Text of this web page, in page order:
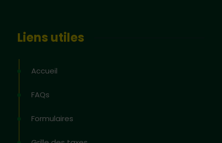
Liens utiles
Accueil
FAQs
Formulaires